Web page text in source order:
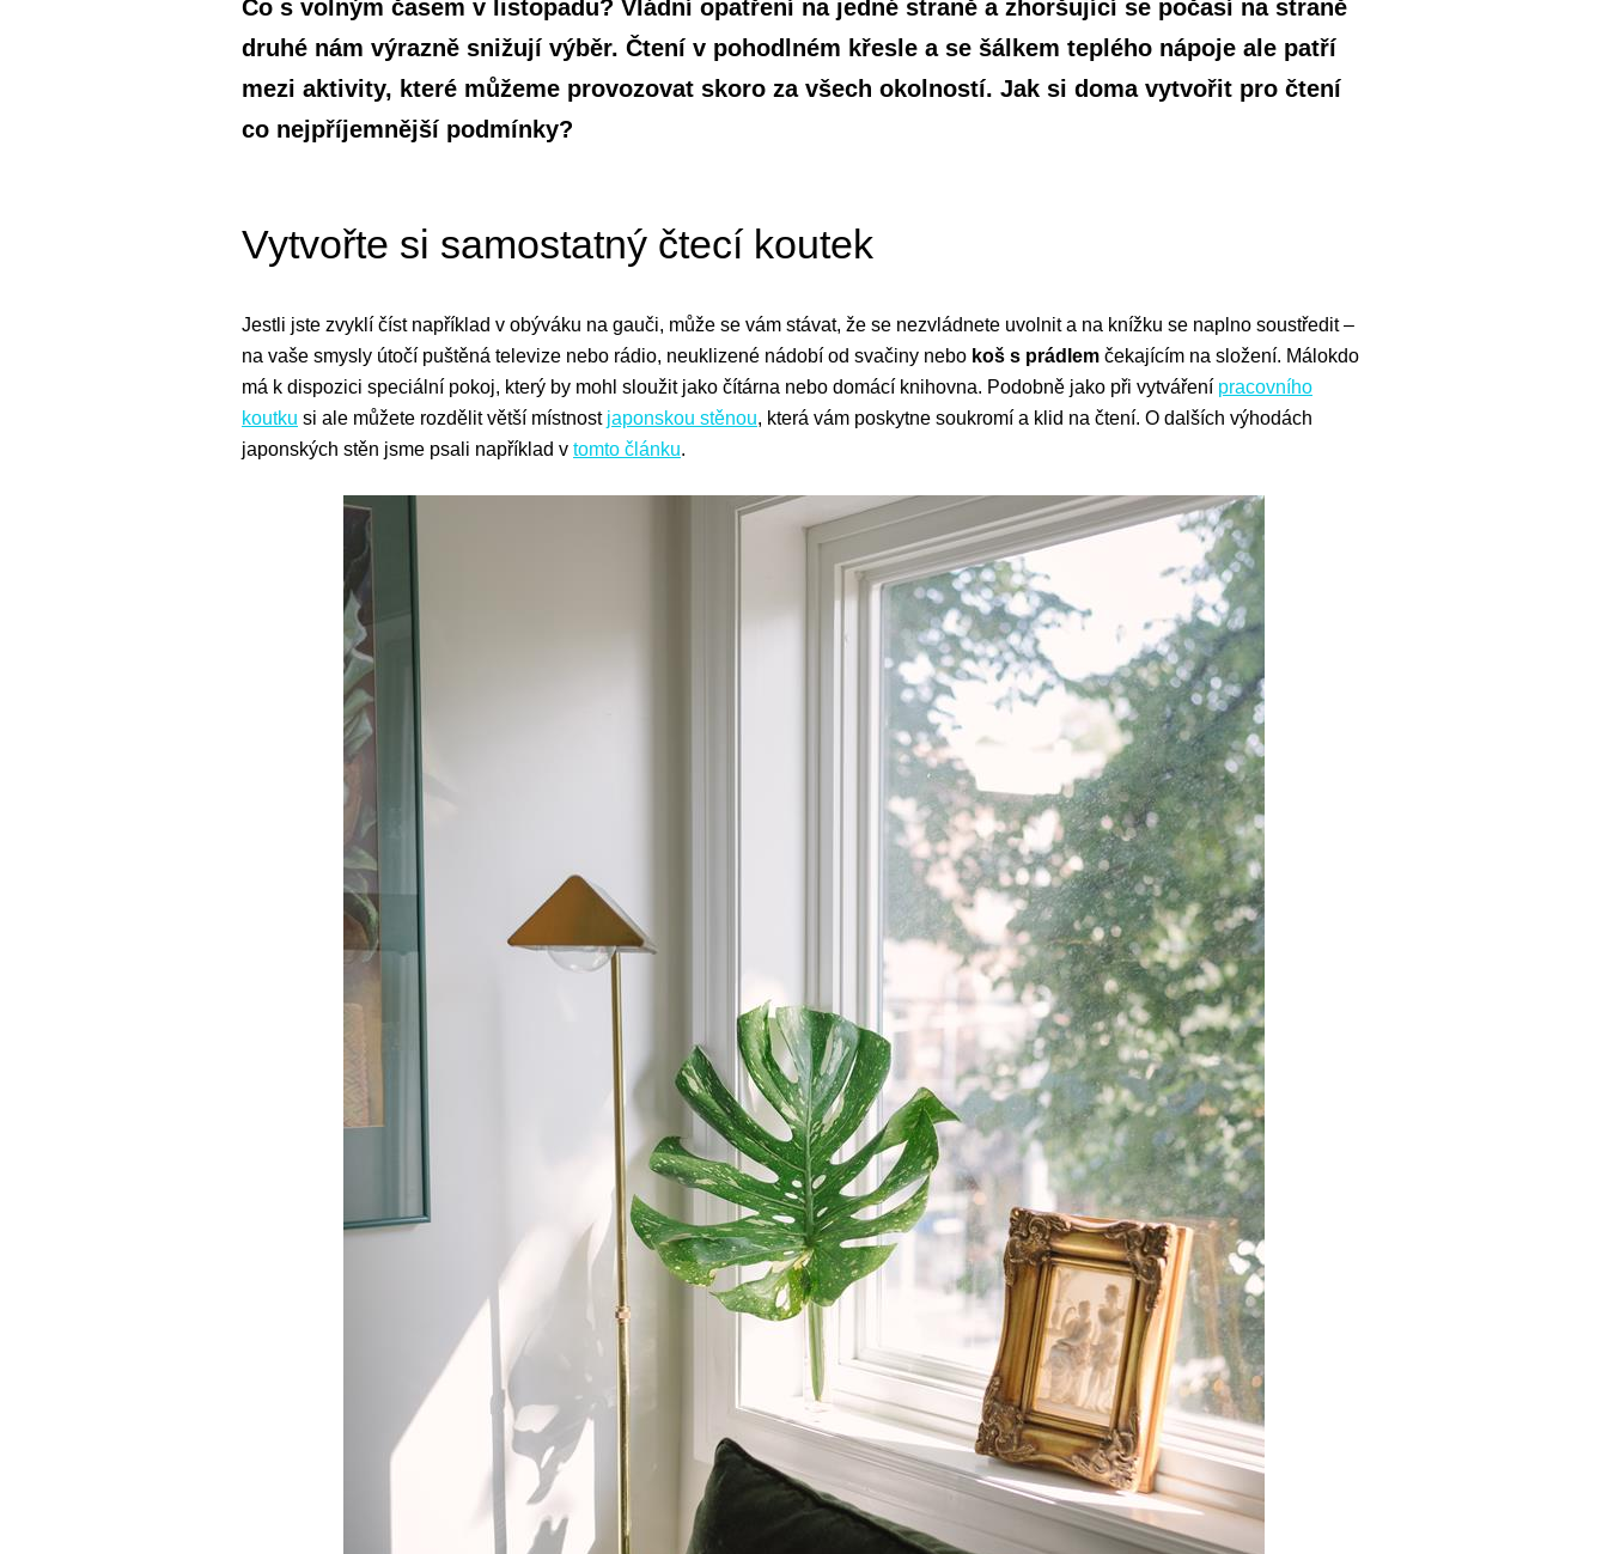
Co s volným časem v listopadu? Vládní opatření na jedné straně a zhoršující se počasí na straně
druhé nám výrazně snižují výběr. Čtení v pohodlném křesle a se šálkem teplého nápoje ale patří
mezi aktivity, které můžeme provozovat skoro za všech okolností. Jak si doma vytvořit pro čtení
co nejpříjemnější podmínky?
Vytvořte si samostatný čtecí koutek
Jestli jste zvyklí číst například v obýváku na gauči, může se vám stávat, že se nezvládnete uvolnit a na knížku se naplno soustředit –
na vaše smysly útočí puštěná televize nebo rádio, neuklizené nádobí od svačiny nebo koš s prádlem čekajícím na složení. Málokdo
má k dispozici speciální pokoj, který by mohl sloužit jako čítárna nebo domácí knihovna. Podobně jako při vytváření pracovního
koutku si ale můžete rozdělit větší místnost japonskou stěnou, která vám poskytne soukromí a klid na čtení. O dalších výhodách
japonských stěn jsme psali například v tomto článku.